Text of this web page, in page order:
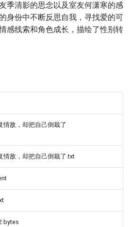
季清影的思念以及室友何潇寒的感
身份中不断反思自我，寻找爱的可
感线索和角色成长，描绘了性别转
情敌，却把自己倒栽了
情敌，却把自己倒栽了.txt
bytes